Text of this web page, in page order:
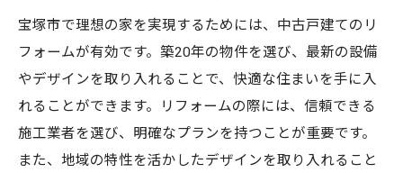
宝塚市で理想の家を実現するためには、中古戸建てのリ
フォームが有効です。築20年の物件を選び、最新の設備
やデザインを取り入れることで、快適な住まいを手に入
れることができます。リフォームの際には、信頼できる
施工業者を選び、明確なプランを持つことが重要です。
また、地域の特性を活かしたデザインを取り入れること